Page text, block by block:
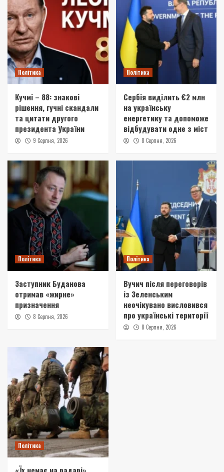
Політика
Кучмі – 88: знакові
рішення, гучні скандали
та цитати другого
президента України
9 Серпня, 2026
Політика
Сербія виділить €2 млн
на українську
енергетику та допоможе
відбудувати одне з міст
8 Серпня, 2026
Політика
Заступник Буданова
отримав «жирне»
призначення
8 Серпня, 2026
Політика
Вучич після переговорів
із Зеленським
неочікувано висловився
про українські території
8 Серпня, 2026
Політика